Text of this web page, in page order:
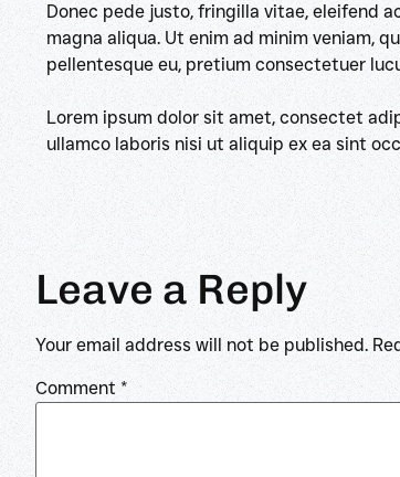
Donec pede justo, fringilla vitae, eleifend
magna aliqua. Ut enim ad minim veniam,
pellentesque eu, pretium consectetuer
Lorem ipsum dolor sit amet, consectet
ullamco laboris nisi ut aliquip ex ea sint
Leave a Reply
Your email address will not be published.
Comment*